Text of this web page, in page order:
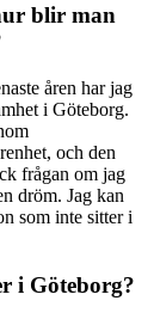
blir man
åren har jag
i Göteborg.
och den
frågan om jag
dröm. Jag kan
som inte sitter i
i Göteborg?